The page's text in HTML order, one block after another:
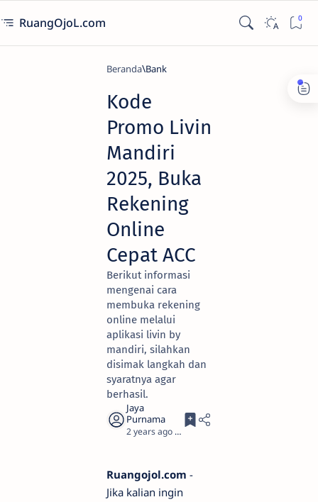
RuangOjoL.com
Beranda Bank
Kode
Promo Livin
Mandiri
2025, Buka
Rekening
Online
Cepat ACC
Berikut informasi
mengenai cara
membuka rekening
online melalui
aplikasi livin by
mandiri, silahkan
disimak langkah dan
syaratnya agar
berhasil.
2 years ago 4
Ruangojol.com -
Jika kalian ingin